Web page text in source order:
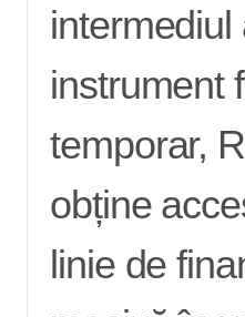
intermediul
instrument
temporar,
obține
linie de